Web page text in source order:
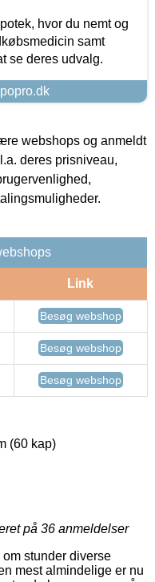
hvor du nemt og
samt
se deres udvalg.
webshops og anmeldt
deres prisniveau,
Link
Besøg webshop
Besøg webshop
Besøg webshop
(60 kap)
på 36 anmeldelser
stunder diverse
mest almindelige er nu